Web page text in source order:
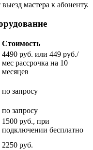
мастера к абоненту.
Стоимость
4490 руб. или 449 руб./
мес рассрочка на 10
месяцев
по запросу
по запросу
1500 руб., при
подключении бесплатно
2250 руб.